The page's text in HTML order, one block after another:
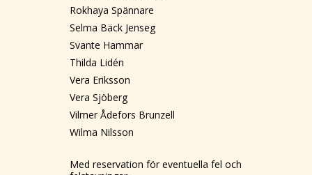
Rokhaya Spännare
Selma Bäck Jenseg
Svante Hammar
Thilda Lidén
Vera Eriksson
Vera Sjöberg
Vilmer Ådefors Brunzell
Wilma Nilsson
Med reservation för eventuella fel och